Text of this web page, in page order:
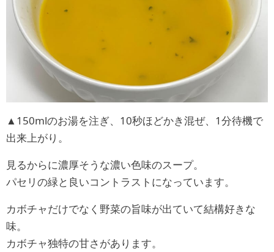
▲150mlのお湯を注ぎ、10秒ほどかき混ぜ、1分待機で
出来上がり。
見るからに濃厚そうな濃い色味のスープ。
パセリの緑と良いコントラストになっています。
カボチャだけでなく野菜の旨味が出ていて結構好きな
味。
カボチャ独特の甘さがあります。